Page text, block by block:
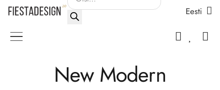
search
Eesti
New Modern